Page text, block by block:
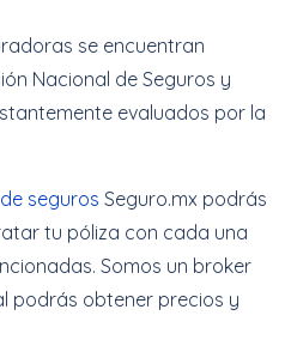
se encuentran
Nacional de Seguros y
evaluados por la
seguros Seguro.mx podrás
tu póliza con cada una
Somos un broker
podrás obtener precios y